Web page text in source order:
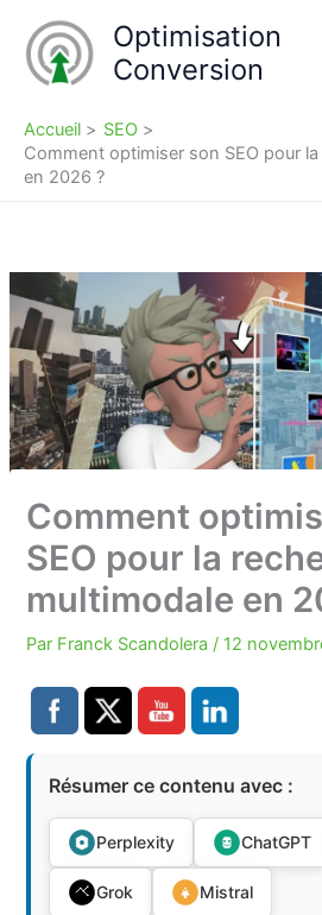
contenu
Optimisation
Conversion
Accueil
SEO
Comment optimiser son SEO pour
en 2026 ?
Comment
SEO pour la
multimodale en
Par Franck Scandolera / 12
Résumer ce contenu avec :
Perplexity ChatGPT
Grok Mistral